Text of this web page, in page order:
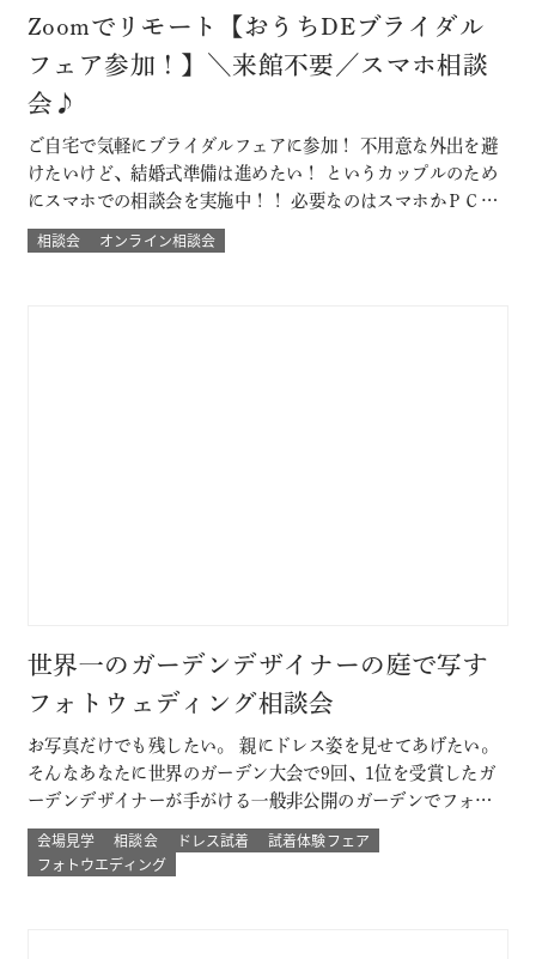
Zoomでリモート【おうちDEブライダル
フェア参加！】＼来館不要／スマホ相談
会♪
ご自宅で気軽にブライダルフェアに参加！ 不用意な外出を避
けたいけど、結婚式準備は進めたい！ というカップルのため
にスマホでの相談会を実施中！！ 必要なのはスマホかＰＣ
で！来館不要のため県外にお住まいのカップルにもおすす
め！ 結婚式場に来館したときのような臨場感とウェディング
相談会 オンライン相談会
世界一のガーデンデザイナーの庭で写す
フォトウェディング相談会
お写真だけでも残したい。 親にドレス姿を見せてあげたい。
そんなあなたに世界のガーデン大会で9回、1位を受賞したガ
ーデンデザイナーが手がける一般非公開のガーデンでフォト
ウェディング。 プロのカメラマンと一緒に 二人以外は誰もい
ない こだわりのプライベートガーデンでのウェディングフォ
会場見学 相談会 ドレス試着
試着体験フェア
フォトウエディング